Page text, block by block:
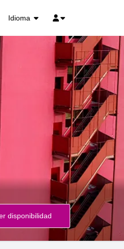
Idioma
mark key to get the
a date. Press the question mark
disponibilidad